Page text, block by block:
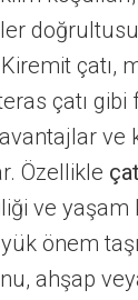
çatı,
çatı gibi
ve
Özellikle
ve yaşam
önem
ahşap